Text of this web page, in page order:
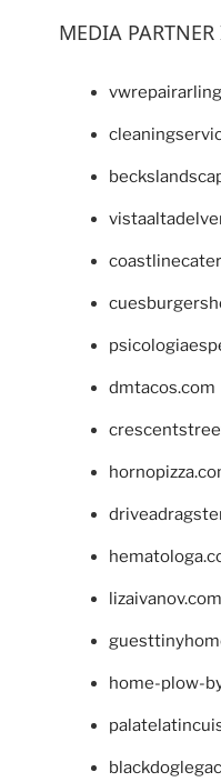
MEDIA
dmtacos.com
lizaivanov.com
home-plow-